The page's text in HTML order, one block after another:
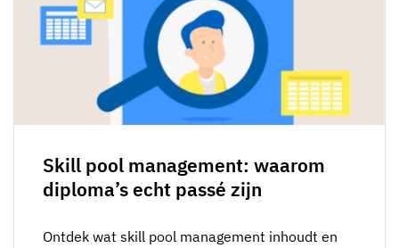
Skill pool management: waarom
diploma’s echt passé zijn
Ontdek wat skill pool management inhoudt en